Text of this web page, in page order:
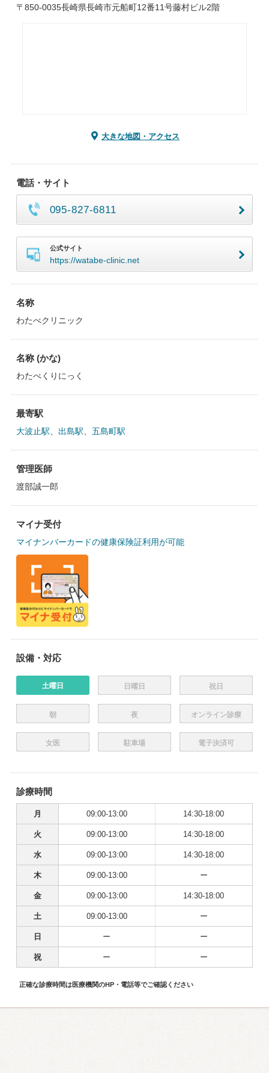
〒850-0035長崎県長崎市元船町12番11号藤村ビル2階
大きな地図・アクセス
電話・サイト
095-827-6811
公式サイト
https://watabe-clinic.net
名称
わたべクリニック
名称 (かな)
わたべくりにっく
最寄駅
大波止駅 出島駅 五島町駅
管理医師
渡部誠一郎
マイナ受付
マイナンバーカードの健康保険証利用が可能
設備・対応
土曜日 日曜日 祝日
朝 夜 オンライン診療
女医 駐車場 電子決済可
診療時間
月 09:00-13:00 14:30-18:00
火 09:00-13:00 14:30-18:00
水 09:00-13:00 14:30-18:00
木 09:00-13:00 ー
金 09:00-13:00 14:30-18:00
土 09:00-13:00 ー
日 ー ー
祝 ー ー
正確な診療時間は医療機関のHP・電話等でご確認ください